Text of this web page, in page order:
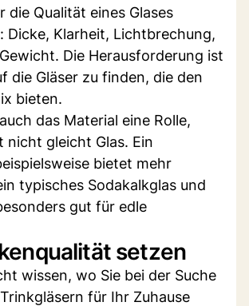
die Qualität eines Glases
Dicke, Klarheit, Lichtbrechung,
Die Herausforderung ist
die Gläser zu finden, die den
bieten.
das Material eine Rolle,
nicht gleicht Glas. Ein
bietet mehr
typisches Sodakalkglas und
gut für edle
setzen
wissen, wo Sie bei der Suche
für Ihr Zuhause